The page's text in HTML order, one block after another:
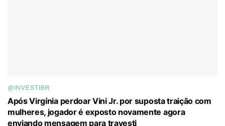
@INVESTIBR
Após Virgínia perdoar Vini Jr. por suposta traição com
mulheres, jogador é exposto novamente agora
enviando mensagem para travesti